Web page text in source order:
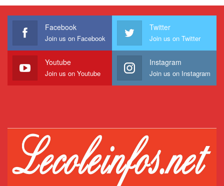
Facebook
Join us on Facebook
Twitter
Join us on Twitter
Youtube
Join us on Youtube
Instagram
Join us on Instagram